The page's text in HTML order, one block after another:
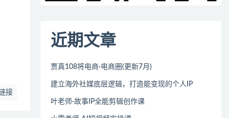
接
近期文章
贾真108将电商·电商圈(更新7月)
建立海外社媒底层逻辑，打造能变现的个人IP
叶老师·故事IP全能剪辑创作课